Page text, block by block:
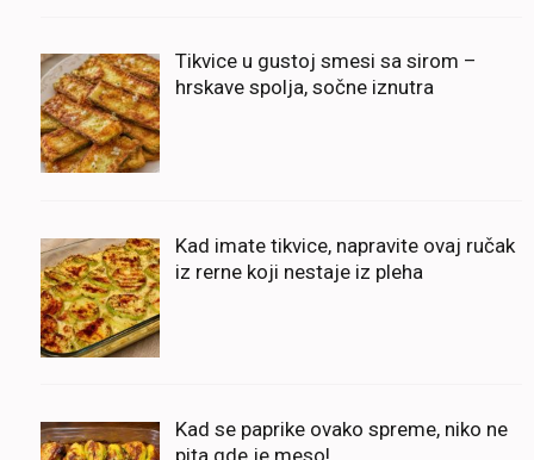
Tikvice u gustoj smesi sa sirom –
hrskave spolja, sočne iznutra
Kad imate tikvice, napravite ovaj ručak
iz rerne koji nestaje iz pleha
Kad se paprike ovako spreme, niko ne